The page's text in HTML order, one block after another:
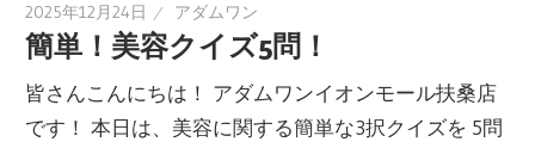
2025年12月24日 アダムワン
簡単！美容クイズ5問！
皆さんこんにちは！ アダムワンイオンモール扶桑店
です！ 本日は、美容に関する簡単な3択クイズを 5問